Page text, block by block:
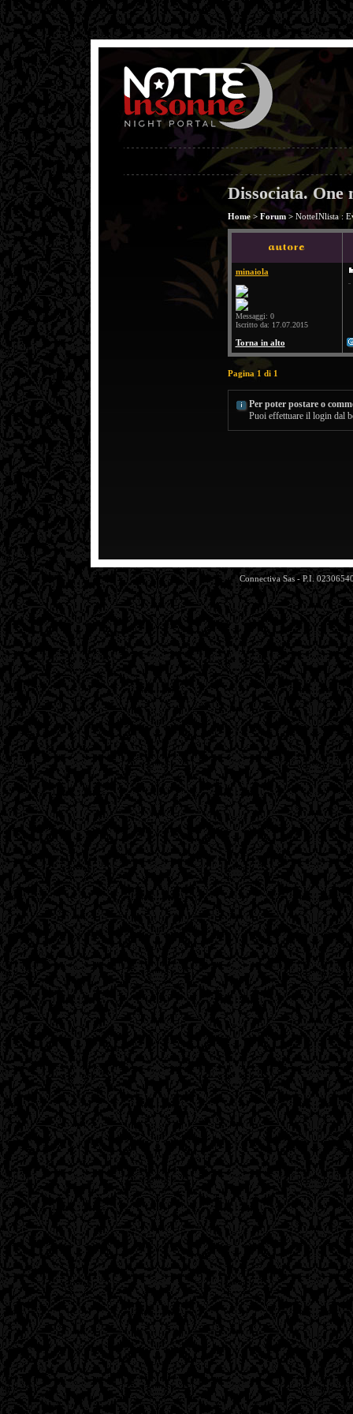
Dissociata. One
Home> Forum> NotteINlista :
minaiola
Messaggi: 0
Iscritto da: 17.07.2015
Torna in alto
Pagina 1 di 1
Per poter postare o
Puoi effettuare il login dal
Connectiva Sas - P.I.